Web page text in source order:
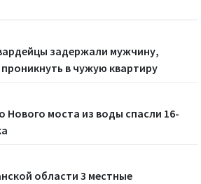
задержали мужчину,
в чужую квартиру
Нового моста из воды спасли 16-
области 3 местные